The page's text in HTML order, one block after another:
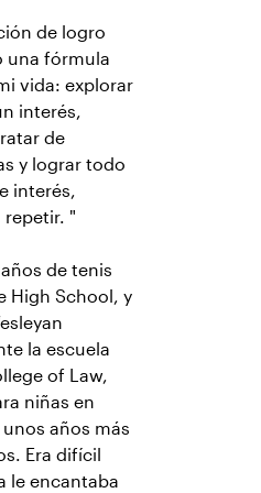
de logro
una fórmula
vida: explorar
interés,
de
y lograr todo
interés,
"
de tenis
High School, y
la escuela
of Law,
niñas en
unos años más
Era difícil
le encantaba